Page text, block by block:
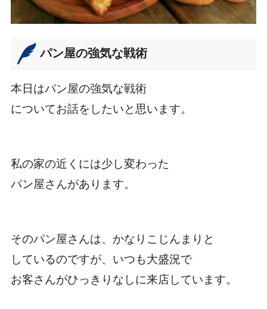
パン屋の強気な戦術
本日はパン屋の強気な戦術
についてお話をしたいと思います。
私の家の近くには少し変わった
パン屋さんがあります。
そのパン屋さんは、かなりこじんまりと
しているのですが、いつも大盛況で
お客さんがひっきりなしに来店しています。